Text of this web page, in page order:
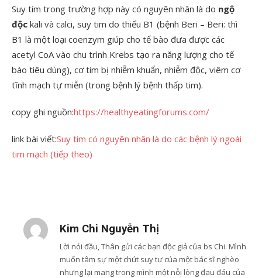
Suy tim trong trường hợp này có nguyên nhân là do ngộ
độc kali và calci, suy tim do thiếu B1 (bệnh Beri – Beri: thì
B1 là một loại coenzym giúp cho tế bào đưa được các
acetyl CoA vào chu trình Krebs tạo ra năng lượng cho tế
bào tiêu dùng), cơ tim bị nhiễm khuẩn, nhiễm độc, viêm cơ
tĩnh mạch tự miễn (trong bệnh lý bệnh thấp tim).
copy ghi nguồn:https://healthyeatingforums.com/
link bài viết:Suy tim có nguyên nhân là do các bệnh lý ngoài
tim mạch (tiếp theo)
Kim Chi Nguyễn Thị
Lời nói đầu, Thân gửi các bạn độc giả của bs Chi. Mình
muốn tâm sự một chút suy tư của một bác sĩ nghèo
nhưng lại mang trong mình một nỗi lòng đau đáu của